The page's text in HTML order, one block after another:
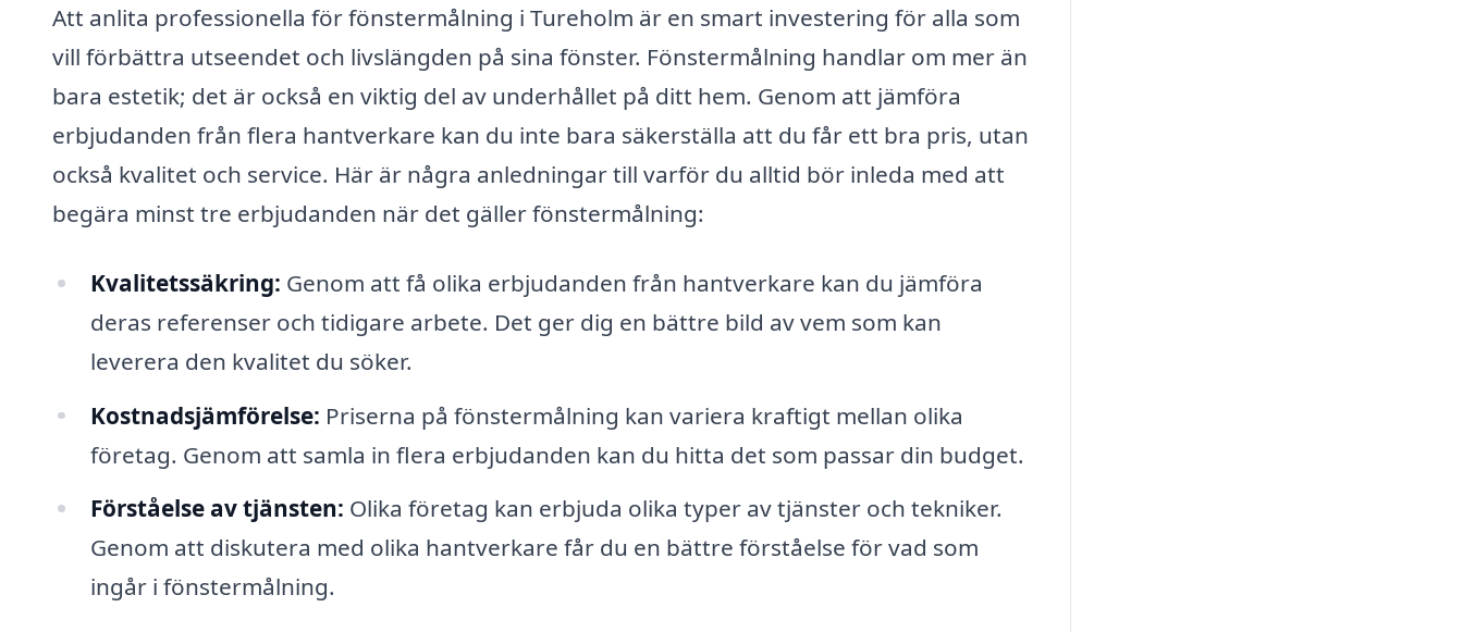
Att anlita professionella för fönstermålning i Tureholm är en smart investering för alla som
vill förbättra utseendet och livslängden på sina fönster. Fönstermålning handlar om mer än
bara estetik; det är också en viktig del av underhållet på ditt hem. Genom att jämföra
erbjudanden från flera hantverkare kan du inte bara säkerställa att du får ett bra pris, utan
också kvalitet och service. Här är några anledningar till varför du alltid bör inleda med att
begära minst tre erbjudanden när det gäller fönstermålning:
Kvalitetssäkring: Genom att få olika erbjudanden från hantverkare kan du jämföra
deras referenser och tidigare arbete. Det ger dig en bättre bild av vem som kan
leverera den kvalitet du söker.
Kostnadsjämförelse: Priserna på fönstermålning kan variera kraftigt mellan olika
företag. Genom att samla in flera erbjudanden kan du hitta det som passar din budget.
Förståelse av tjänsten: Olika företag kan erbjuda olika typer av tjänster och tekniker.
Genom att diskutera med olika hantverkare får du en bättre förståelse för vad som
ingår i fönstermålning.